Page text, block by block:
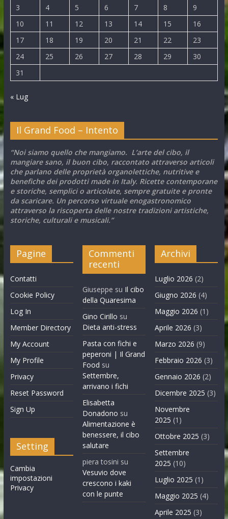
3 4 5 6 7 8
9
10
11 12 13 14 15
16
17
18 19 20 21 22
23
24
25 26 27 28 29
30
31
« Lug
Il Grand Food – Intento
“Noi siamo quello che mangiamo. L’arte del cibo, il
mangiare sano, il buon cibo, raccontato attraverso articoli
che parlano delle proprietà organolettiche, nutritive e
benefiche dei prodotti made in Italy. Ricette contemporane
e storiche, semplici o articolate, sempre gratuite e pronte
da scaricare. Un percorso virtuale enogastronomico
attraverso la riscoperta delle nostre tradizioni artistiche,
storiche, culturali e musicali.”
Pagine
Contatti
Cookie Policy
Log In
Member Directory
My Account
My Profile
Privacy
Reset Password
Sign Up
Setting
Cambia
impostazioni
Privacy
Commenti
recenti
Giuseppe su Il cibo
della Quaresima
Gino Cirillo su
Dieta anti-stress
Pasta con fichi e
peperoni | Il Grand
Food su
Settembre,
arrivano i fichi
Elisabetta
Donadono su
Alimentazione è
benessere, il cibo
salutare
piera tosini su
Vesuvio dove
crescono i kaki
con le punte
Archivi
Luglio 2026 (2)
Giugno 2026 (4)
Maggio 2026 (1)
Aprile 2026 (3)
Marzo 2026 (9)
Febbraio 2026 (3)
Gennaio 2026 (2)
Dicembre 2025 (3)
Novembre
2025 (1)
Ottobre 2025 (3)
Settembre
2025 (10)
Luglio 2025 (1)
Maggio 2025 (4)
Aprile 2025 (3)